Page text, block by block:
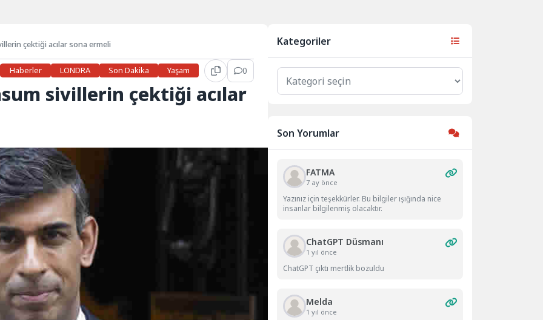
çektiği acılar sona ermeli
Haberler LONDRA Son Dakika Yaşam 0
sivillerin çektiği acılar
Kategoriler
Kategoriler
Son Yorumlar
FATMA
7 ay önce
Yazınız için teşekkürler. Bu bilgiler ışığında nice
insanlar bilgilenmiş olacaktır.
ChatGPT Düsmanı
1 yıl önce
ChatGPT çıktı mertlik bozuldu
Melda
1 yıl önce